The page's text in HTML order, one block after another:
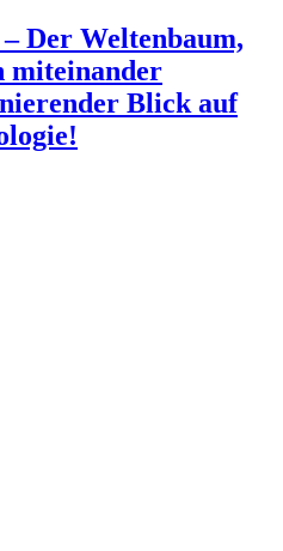
Der Weltenbaum,
miteinander
Blick auf